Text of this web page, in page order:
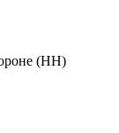
(НН)